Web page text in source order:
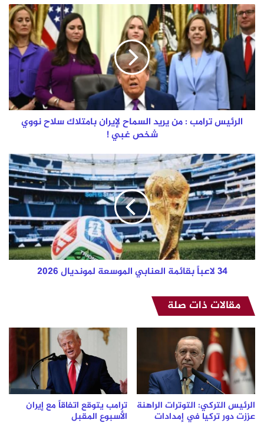
الرئيس
ترامب
:
من
يريد
السماح
لإيران
بامتلاك
سلاح
نووي
!
الرئيس ترامب : من يريد السماح لإيران بامتلاك سلاح نووي
شخص غبي !
34
لاعباً
بقائمة
العنابي
الموسعة
لمونديال
2026
34 لاعباً بقائمة العنابي الموسعة لمونديال 2026
مقالات ذات صلة
الرئيس التركي: التوترات الراهنة
عززت دور تركيا في إمدادات
ترامب يتوقع اتفاقاً مع إيران
الأسبوع المقبل